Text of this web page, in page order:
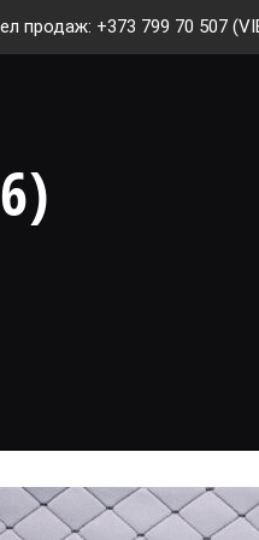
продаж: +373 799 70 507